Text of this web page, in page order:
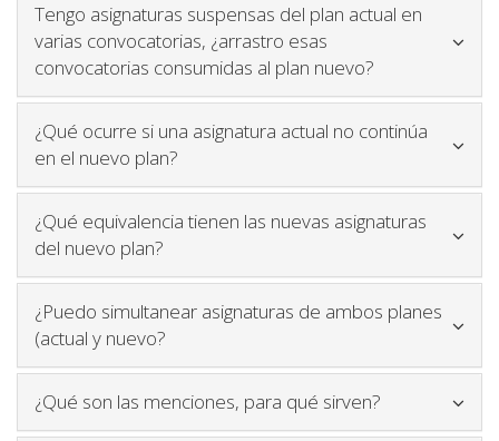
Tengo asignaturas suspensas del plan actual en
varias convocatorias, ¿arrastro esas
convocatorias consumidas al plan nuevo?
¿Qué ocurre si una asignatura actual no continúa
en el nuevo plan? Icono para plegar y desplegar
¿Qué equivalencia tienen las nuevas asignaturas
del nuevo plan? Icono para plegar y desplegar contenido
¿Puedo simultanear asignaturas de ambos planes
(actual y nuevo? Icono para plegar y desplegar contenido
¿Qué son las menciones, para qué sirven? Icono para